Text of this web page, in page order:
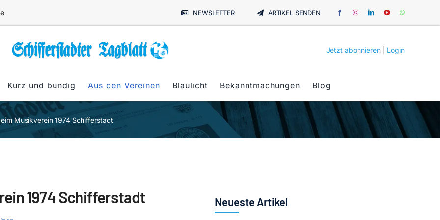
NEWSLETTER ARTIKEL SENDEN
Jetzt abonnieren Login
Kurz und bündig Aus den Vereinen Blaulicht Bekanntmachungen Blog
Musikverein 1974 Schifferstadt
1974 Schifferstadt Neueste Artikel